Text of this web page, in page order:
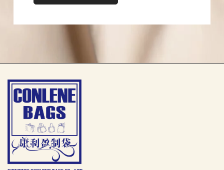
Sifat ringan Beg Kosmetik menambahkan
kemudahannya untuk dibawa,
yang tidak perlu kepada bagasi atau beg
harian anda. Reka bentuk ini menjadikan
Beg Kosmetik rakan yang sesuai untuk
kegunaan harian dan perjalanan.
4. Pilihan Bergaya dan Boleh Suai